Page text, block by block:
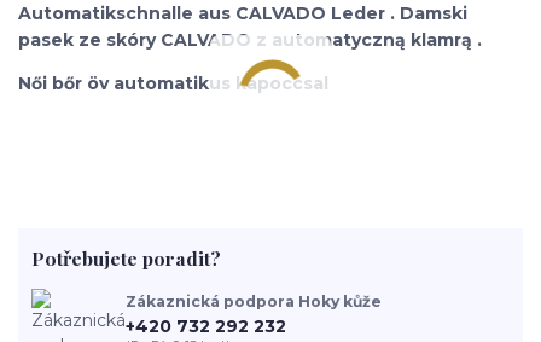
Automatikschnalle aus CALVADO Leder . Damski
pasek ze skóry CALVADO z automatyczną klamrą .
Női bőr öv automatikus kapoccsal
Potřebujete poradit?
Zákaznická podpora Hoky kůže
+420 732 292 232